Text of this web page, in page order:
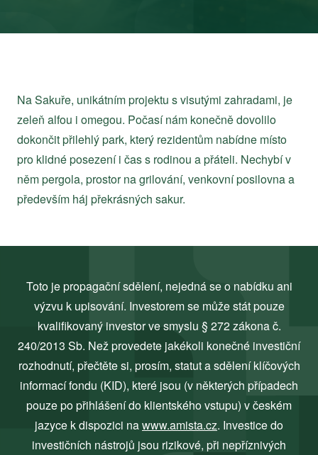
Na Sakuře, unikátním projektu s visutými zahradami, je
zeleň alfou i omegou. Počasí nám konečně dovolilo
dokončit přilehlý park, který rezidentům nabídne místo
pro klidné posezení i čas s rodinou a přáteli. Nechybí v
něm pergola, prostor na grilování, venkovní posilovna a
především háj překrásných sakur.
Toto je propagační sdělení, nejedná se o nabídku ani
výzvu k upisování. Investorem se může stát pouze
kvalifikovaný investor ve smyslu § 272 zákona č.
240/2013 Sb. Než provedete jakékoli konečné investiční
rozhodnutí, přečtěte si, prosím, statut a sdělení klíčových
informací fondu (KID), které jsou (v některých případech
pouze po přihlášení do klientského vstupu) v českém
jazyce k dispozici nawww.amista.cz. Investice do
investičních nástrojů jsou rizikové, při nepříznivých